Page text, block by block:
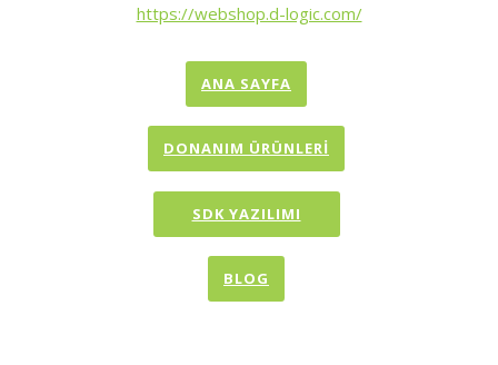
https://webshop.d-logic.com/
ANA SAYFA
DONANIM ÜRÜNLERİ
SDK YAZILIMI
BLOG